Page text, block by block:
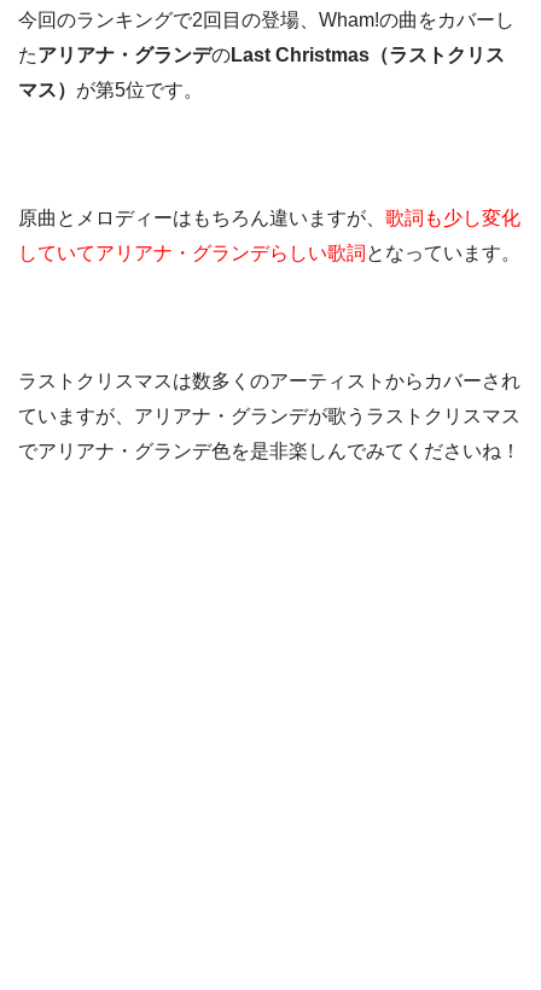
今回のランキングで2回目の登場、Wham!の曲をカバーし
たアリアナ・グランデのLast Christmas（ラストクリス
マス） が第5位です。
原曲とメロディーはもちろん違いますが、 歌詞も少し変化
していてアリアナ・グランデらしい歌詞 となっています。
ラストクリスマスは数多くのアーティストからカバーされ
ていますが、アリアナ・グランデが歌うラストクリスマス
でアリアナ・グランデ色を是非楽しんでみてくださいね！